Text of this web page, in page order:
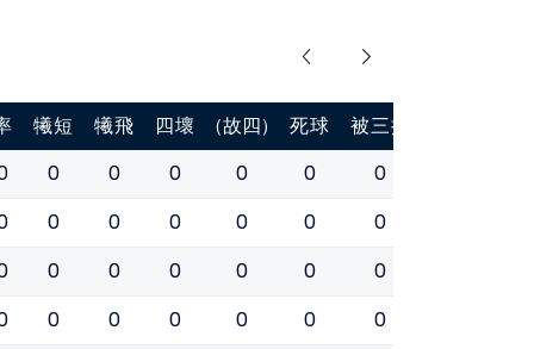
犧短 犧飛 四壞 (故四) 死球 被三振
0 0 0 0 0 0
0 0 0 0 0 0
0 0 0 0 0 0
0 0 0 0 0 0